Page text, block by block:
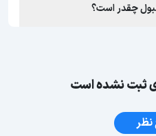
چقدر است؟
ثبت نشده است
نظر